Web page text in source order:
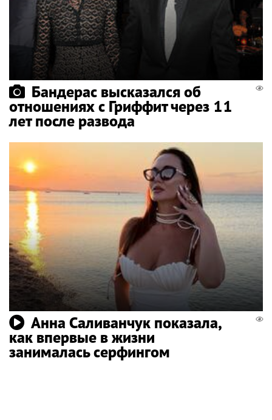
Бандерас высказался об
отношениях с Гриффит через 11
лет после развода
Анна Саливанчук показала,
как впервые в жизни
занималась серфингом